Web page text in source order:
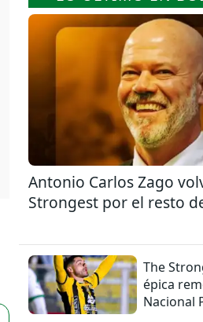
Antonio Carlos Zago
Strongest por el resto
The
épica
Nacional